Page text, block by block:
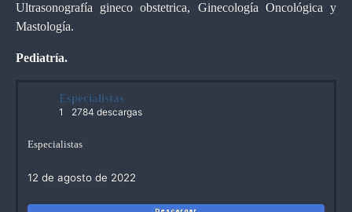
Ultrasonografía gineco obstetrica, Ginecología Oncológica y
Mastología.
Pediatría.
Especialistas
1 2784 descargas
Especialistas
12 de agosto de 2022